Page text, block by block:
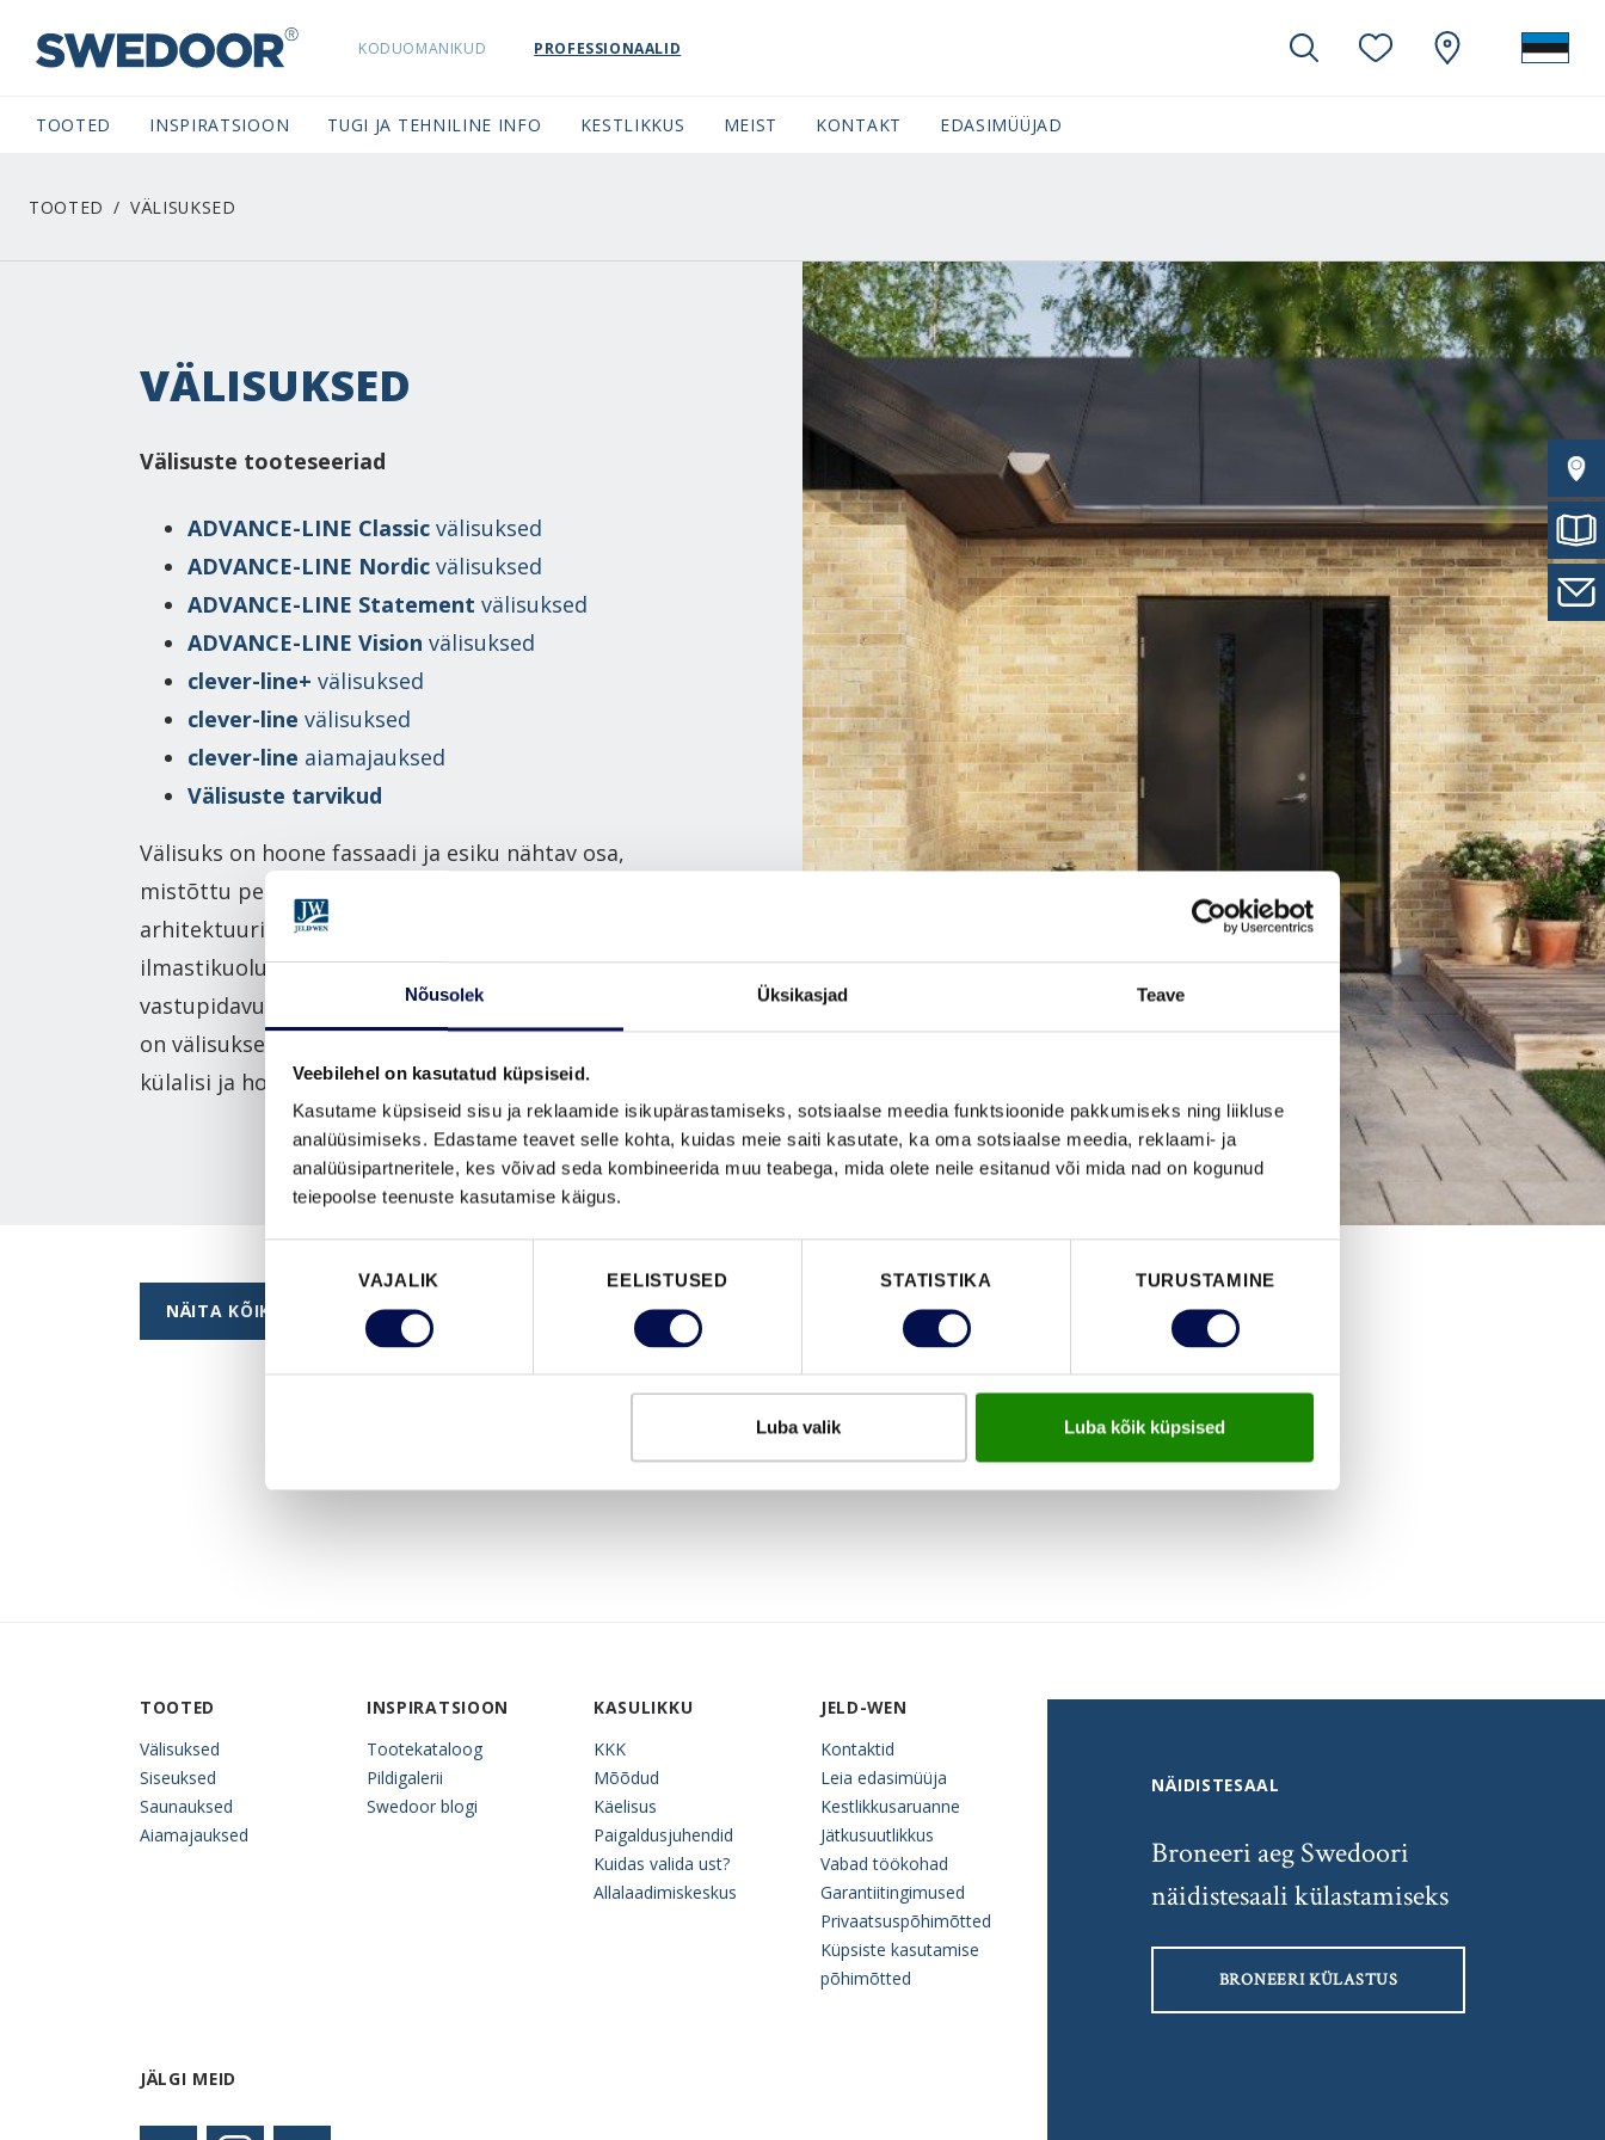
Nõusolek Üksikasjad Teave
Veebilehel on kasutatud küpsiseid.
Kasutame küpsiseid sisu ja reklaamide isikupärastamiseks, sotsiaalse meedia funktsioonide pakkumiseks ning liikluse
analüüsimiseks. Edastame teavet selle kohta, kuidas meie saiti kasutate, ka oma sotsiaalse meedia, reklaami- ja
analüüsipartneritele, kes võivad seda kombineerida muu teabega, mida olete neile esitanud või mida nad on kogunud
teiepoolse teenuste kasutamise käigus.
valik
VAJALIK EELISTUSED STATISTIKA TURUSTAMINE
Luba valik Luba kõik küpsised
SWEDOORESTONIA NAVIGATION
KODUOMANIKUD PROFESSIONAALID
TOOTED INSPIRATSIOON TUGI JA TEHNILINE INFO KESTLIKKUS MEIST KONTAKT EDASIMÜÜJAD
TOOTED VÄLISUKSED
VÄLISUKSED
Välisuste tooteseeriad
ADVANCE-LINE Classic välisuksed
ADVANCE-LINE Nordic välisuksed
ADVANCE-LINE Statement välisuksed
ADVANCE-LINE Vision välisuksed
clever-line+ välisuksed
clever-line välisuksed
clever-line aiamajauksed
Välisuste tarvikud
Välisuks on hoone fassaadi ja esiku nähtav osa,
mistõttu peab selle stiil ja värv sobima nii maja
arhitektuuri kui ka kodu interjööriga. Meie
ilmastikuoludes on välisuste soojapidavus,
vastupidavus ja tihedus olulised omadused. Lisaks
on välisukse ülesandeks tervitada teie oodatud
külalisi ja hoida kutsumata külalised eemal.
NÄITA KÕIKI
TOOTED
Välisuksed
Siseuksed
Saunauksed
Aiamajauksed
INSPIRATSIOON
Tootekataloog
Pildigalerii
Swedoor blogi
KASULIKKU
KKK
Mõõdud
Käelisus
Paigaldusjuhendid
Kuidas valida ust?
Allalaadimiskeskus
JELD-WEN
Kontaktid
Leia edasimüüja
Kestlikkusaruanne
Jätkusuutlikkus
Vabad töökohad
Garantiitingimused
Privaatsuspõhimõtted
Küpsiste kasutamise
põhimõtted
JÄLGI MEID
NÄIDISTESAAL
Broneeri aeg Swedoori
näidistesaali külastamiseks
BRONEERI KÜLASTUS